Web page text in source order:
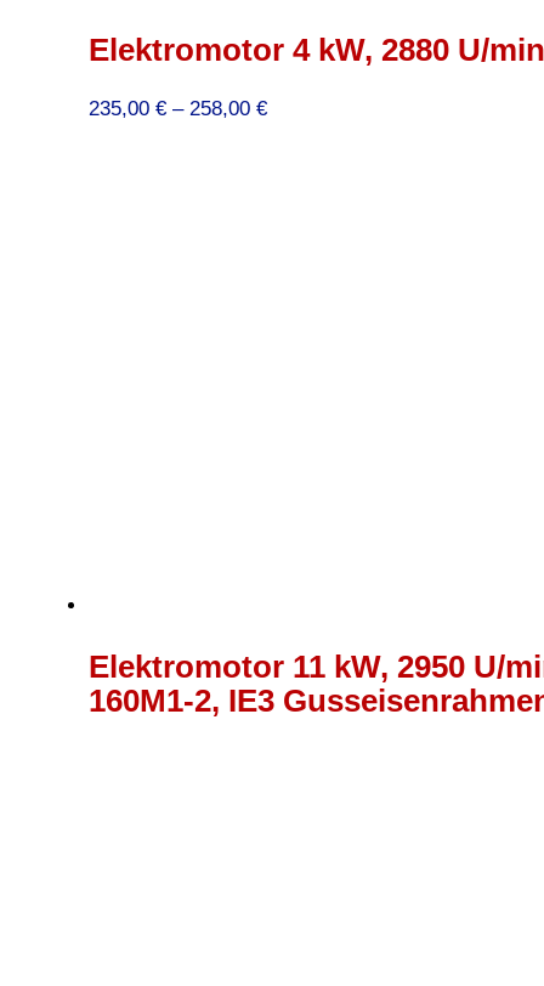
Elektromotor 4 kW, 2880 U/
235,00 € – 258,00 €Preisspanne:
Elektromotor 11 kW, 2950 U/
160M1-2, IE3